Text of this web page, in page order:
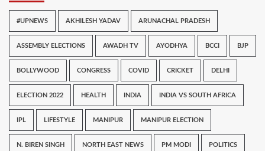
#UPNEWS AKHILESH YADAV ARUNACHAL PRADESH
ASSEMBLY ELECTIONS AWADH TV AYODHYA BCCI BJP
BOLLYWOOD CONGRESS COVID CRICKET DELHI
ELECTION 2022 HEALTH INDIA INDIA VS SOUTH AFRICA
IPL LIFESTYLE MANIPUR MANIPUR ELECTION
N. BIREN SINGH NORTH EAST NEWS PM MODI POLITICS